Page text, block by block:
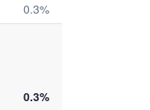
0.3%
0.3%